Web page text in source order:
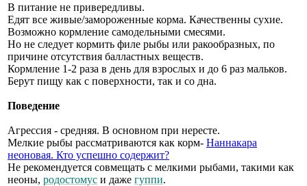
В питание не привередливы.
Едят все живые/замороженные корма. Качественны сухие.
Возможно кормление самодельными смесями.
Но не следует кормить филе рыбы или ракообразных, по
причине отсутствия балластных веществ.
Кормление 1-2 раза в день для взрослых и до 6 раз мальков.
Берут пищу как с поверхности, так и со дна.
Поведение
Агрессия - средняя. В основном при нересте.
Мелкие рыбы рассматриваются как корм- Наннакара
неоновая. Кто успешно содержит?
Не рекомендуется совмещать с мелкими рыбами, такими как
неоны, родостомус и даже гуппи.